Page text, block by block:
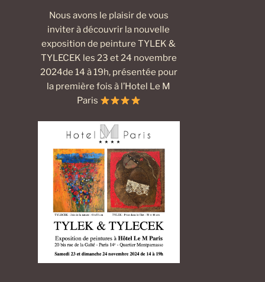
Nous avons le plaisir de vous
inviter à découvrir la nouvelle
exposition de peinture TYLEK &
TYLECEK les 23 et 24 novembre
2024de 14 à 19h, présentée pour
la première fois à l’Hotel Le M
Paris